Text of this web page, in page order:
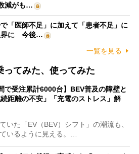
減がも…
で「医師不足」に加えて「患者不足」に
界に 今後…
一覧を見る
ってみた、使ってみた
で受注累計6000台】BEV普及の障壁と
距離の不安」「充電のストレス」解
た「EV（BEV）シフト」の潮流も、
いるように見える。…